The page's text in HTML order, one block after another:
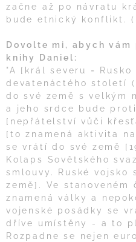
začne až po návratu
bude etnický konflikt.
Dovolte mi, abych
knihy Daniel:
"A [král severu =
devatenáctého století
do své země s velkým
a jeho srdce bude
[nepřátelství vůči
[to znamená aktivita
se vrátí do své země
Kolaps Sovětského
smlouvy. Ruské vojsko
země]. Ve
znamená války a
vojenské posádky se
dříve umístěny - a to
Rozpadne se nejen